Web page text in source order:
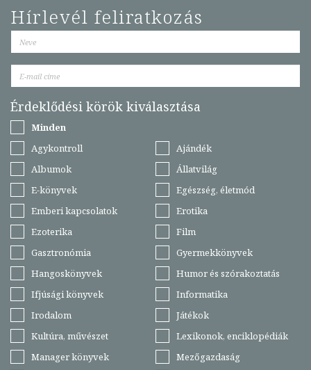
Hírlevél feliratkozás
Érdeklődési körök kiválasztása
Minden
Agykontroll
Ajándék
Albumok
Állatvilág
E-könyvek
Egészség, életmód
Emberi kapcsolatok
Erotika
Ezoterika
Film
Gasztronómia
Gyermekkönyvek
Hangoskönyvek
Humor és szórakoztatás
Ifjúsági könyvek
Informatika
Irodalom
Játékok
Kultúra, művészet
Lexikonok, enciklopédiák
Manager könyvek
Mezőgazdaság